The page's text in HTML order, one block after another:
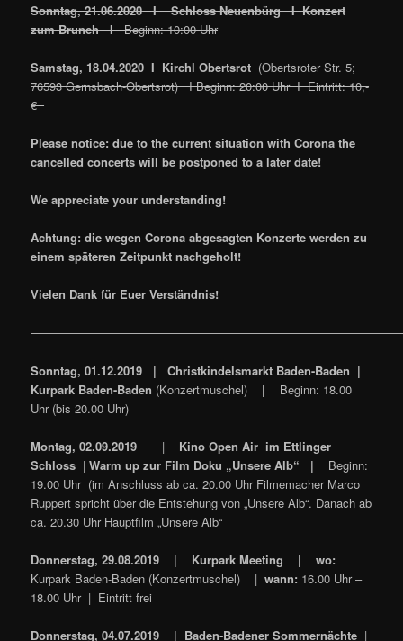
Sonntag, 21.06.2020
I Schloss Neuenbürg I Konzert
zum Brunch IBeginn: 10:00 Uhr
Samstag, 18.04.2020 I Kirchl Obertsrot(Obertsroter Str. 5;
76593 Gernsbach-Obertsrot) I Beginn: 20:00 Uhr I Eintritt: 10,-
€
Please notice: due to the current situation with Corona the
cancelled concerts will be postponed to a later date!
We appreciate your understanding!
Achtung: die wegen Corona abgesagten Konzerte werden zu
einem späteren Zeitpunkt nachgeholt!
Vielen Dank für Euer Verständnis!
Sonntag, 01.12.2019 | Christkindelsmarkt Baden-Baden |
Kurpark Baden-Baden (Konzertmuschel) | Beginn: 18.00
Uhr (bis 20.00 Uhr)
Montag, 02.09.2019 | Kino Open Air im Ettlinger
Schloss |Warm up zur Film Doku „Unsere Alb“ | Beginn:
19.00 Uhr (im Anschluss ab ca. 20.00 Uhr Filmemacher Marco
Ruppert spricht über die Entstehung von „Unsere Alb“. Danach ab
ca. 20.30 Uhr Hauptfilm „Unsere Alb“
Donnerstag, 29.08.2019 | Kurpark Meeting |
wo:
Kurpark Baden-Baden (Konzertmuschel) |wann: 16.00 Uhr –
18.00 Uhr | Eintritt frei
Donnerstag, 04.07.2019 | Baden-Badener Sommernächte |